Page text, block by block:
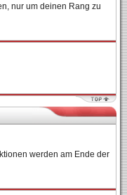
nur um deinen Rang zu
werden am Ende der